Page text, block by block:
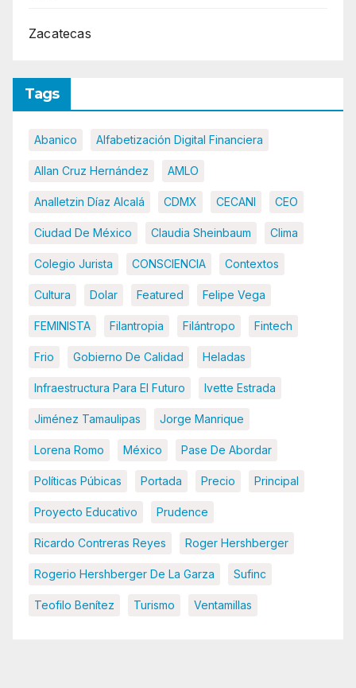
Zacatecas
Tags
Abanico Alfabetización Digital Financiera
Allan Cruz Hernández AMLO
Analletzin Díaz Alcalá CDMX CECANI CEO
Ciudad De México Claudia Sheinbaum Clima
Colegio Jurista CONSCIENCIA Contextos
Cultura Dolar Featured Felipe Vega
FEMINISTA Filantropia Filántropo Fintech
Frio Gobierno De Calidad Heladas
Infraestructura Para El Futuro Ivette Estrada
Jiménez Tamaulipas Jorge Manrique
Lorena Romo México Pase De Abordar
Políticas Púbicas Portada Precio Principal
Proyecto Educativo Prudence
Ricardo Contreras Reyes Roger Hershberger
Rogerio Hershberger De La Garza Sufinc
Teofilo Benítez Turismo Ventamillas